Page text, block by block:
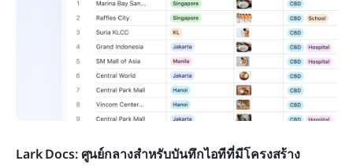
Lark Docs: ศูนย์กลางสำหรับบันทึกไอทีที่มีโครงสร้าง